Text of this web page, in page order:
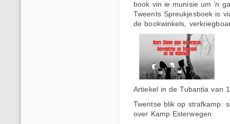
book vin ie munisie um ’n
Tweents Spreukjesboek is
de bookwinkels,
Artiekel in de Tubantia van
Twentse blik op strafkamp:
over Kamp Esterwegen